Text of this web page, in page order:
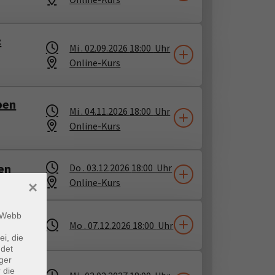
Mi . 02.09.2026 18:00 Uhr
Online-Kurs
Mi . 04.11.2026 18:00 Uhr
Online-Kurs
Do . 03.12.2026 18:00 Uhr
Online-Kurs
Mo . 07.12.2026 18:00 Uhr
die
die
×